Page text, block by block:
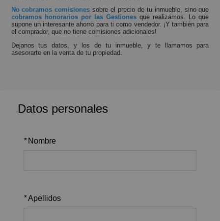
No cobramos comisiones sobre el precio de tu inmueble, sino que
cobramos honorarios por las Gestiones que realizamos. Lo que
supone un interesante ahorro para ti como vendedor. ¡Y también para
el comprador, que no tiene comisiones adicionales!
Dejanos tus datos, y los de tu inmueble, y te llamamos para
asesorarte en la venta de tu propiedad.
Datos personales
* Nombre
*Apellidos